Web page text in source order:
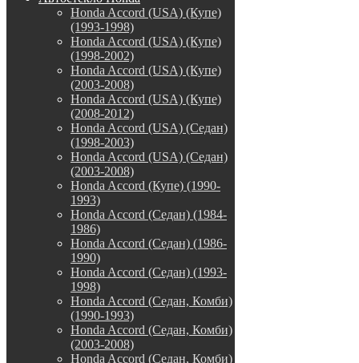
Honda Accord (USA) (Купе)
(1993-1998)
Honda Accord (USA) (Купе)
(1998-2002)
Honda Accord (USA) (Купе)
(2003-2008)
Honda Accord (USA) (Купе)
(2008-2012)
Honda Accord (USA) (Седан)
(1998-2003)
Honda Accord (USA) (Седан)
(2003-2008)
Honda Accord (Купе) (1990-
1993)
Honda Accord (Седан) (1984-
1986)
Honda Accord (Седан) (1986-
1990)
Honda Accord (Седан) (1993-
1998)
Honda Accord (Седан, Комби)
(1990-1993)
Honda Accord (Седан, Комби)
(2003-2008)
Honda Accord (Седан, Комби)